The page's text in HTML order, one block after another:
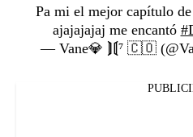
Pa mi el mejor capítulo
ajajajajaj me encantó
— Vane💎 ⟭⟬⁷ 🇨🇴